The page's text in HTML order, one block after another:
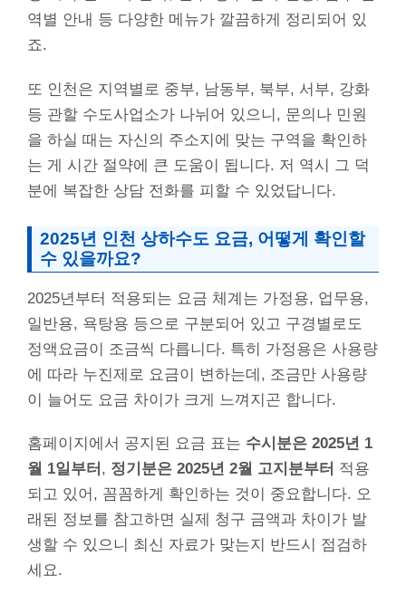
역별 안내 등 다양한 메뉴가 깔끔하게 정리되어 있
죠.
또 인천은 지역별로 중부, 남동부, 북부, 서부, 강화
등 관할 수도사업소가 나뉘어 있으니, 문의나 민원
을 하실 때는 자신의 주소지에 맞는 구역을 확인하
는 게 시간 절약에 큰 도움이 됩니다. 저 역시 그 덕
분에 복잡한 상담 전화를 피할 수 있었답니다.
2025년 인천 상하수도 요금, 어떻게 확인할
수 있을까요?
2025년부터 적용되는 요금 체계는 가정용, 업무용,
일반용, 욕탕용 등으로 구분되어 있고 구경별로도
정액요금이 조금씩 다릅니다. 특히 가정용은 사용량
에 따라 누진제로 요금이 변하는데, 조금만 사용량
이 늘어도 요금 차이가 크게 느껴지곤 합니다.
홈페이지에서 공지된 요금 표는 수시분은 2025년 1
월 1일부터 , 정기분은 2025년 2월 고지분부터 적용
되고 있어, 꼼꼼하게 확인하는 것이 중요합니다. 오
래된 정보를 참고하면 실제 청구 금액과 차이가 발
생할 수 있으니 최신 자료가 맞는지 반드시 점검하
세요.